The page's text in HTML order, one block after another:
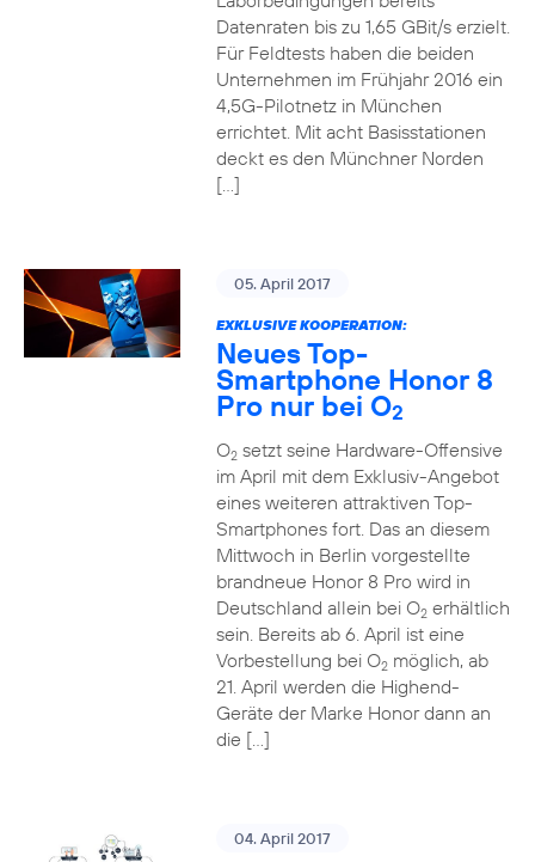
Datenraten bis zu 1,65 GBit/s erzielt.
Für Feldtests haben die beiden
Unternehmen im Frühjahr 2016 ein
4,5G-Pilotnetz in München
errichtet. Mit acht Basisstationen
deckt es den Münchner Norden
[…]
05. April 2017
EXKLUSIVE KOOPERATION:
Neues Top-
Smartphone Honor 8
Pro nur bei O2
O2setzt seine Hardware-Offensive
im April mit dem Exklusiv-Angebot
eines weiteren attraktiven Top-
Smartphones fort. Das an diesem
Mittwoch in Berlin vorgestellte
brandneue Honor 8 Pro wird in
Deutschland allein bei O2erhältlich
sein. Bereits ab 6. April ist eine
Vorbestellung bei O2möglich, ab
21. April werden die Highend-
Geräte der Marke Honor dann an
die […]
04. April 2017